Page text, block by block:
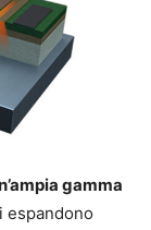
gamma
espandono